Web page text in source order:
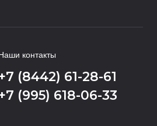
контакты
(8442) 61-28-61
(995) 618-06-33